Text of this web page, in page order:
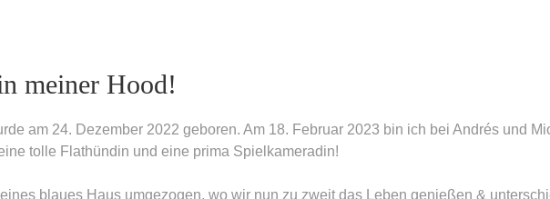
meiner Hood!
am 24. Dezember 2022 geboren. Am 18. Februar 2023 bin ich bei Andrés und
tolle Flathündin und eine prima Spielkameradin!
blaues Haus umgezogen, wo wir nun zu zweit das Leben genießen &